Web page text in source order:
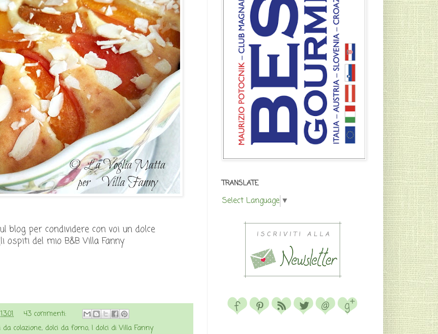
blog per condividere con voi un dolce
ospiti del mio B&B Villa Fanny
13:01
43 commenti:
da colazione, dolci da forno, I dolci di Villa Fanny
TRANSLATE
Select Language ▼